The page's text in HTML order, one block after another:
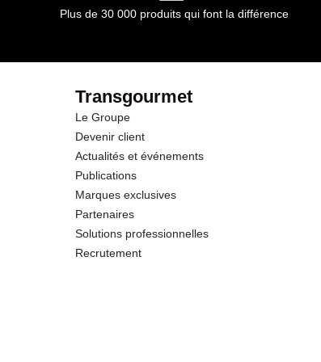
Protéines
Sel
Plus de 30 000 produits qui font la différence
Transgourmet
Le Groupe
Devenir client
Actualités et événements
Publications
Marques exclusives
Partenaires
Solutions professionnelles
Recrutement